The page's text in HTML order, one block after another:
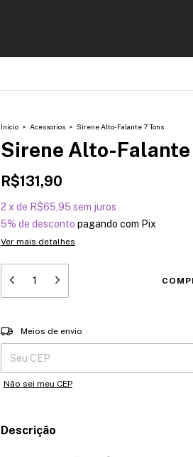
Início > Acessorios > Sirene Alto-Falante 7 Tons
Sirene Alto-Falante
R$131,90
2 x de R$65,95 sem juros
5% de desconto pagando com Pix
Ver mais detalhes
Entregas para o CEP:
Meios de envio
Não sei meu CEP
Descrição